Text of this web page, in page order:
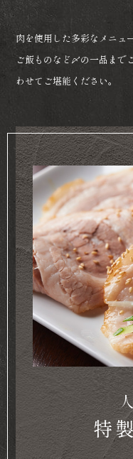
肉を使用した多彩なメニュ
ご飯ものなど〆の一品まで
わせてご堪能ください。
特